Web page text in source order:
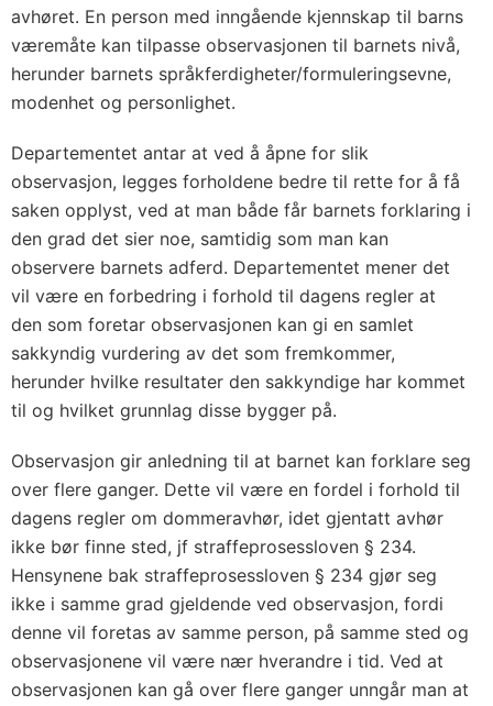
avhøret. En person med inngående kjennskap til barns
væremåte kan tilpasse observasjonen til barnets nivå,
herunder barnets språkferdigheter/formuleringsevne,
modenhet og personlighet.
Departementet antar at ved å åpne for slik
observasjon, legges forholdene bedre til rette for å få
saken opplyst, ved at man både får barnets forklaring i
den grad det sier noe, samtidig som man kan
observere barnets adferd. Departementet mener det
vil være en forbedring i forhold til dagens regler at
den som foretar observasjonen kan gi en samlet
sakkyndig vurdering av det som fremkommer,
herunder hvilke resultater den sakkyndige har kommet
til og hvilket grunnlag disse bygger på.
Observasjon gir anledning til at barnet kan forklare seg
over flere ganger. Dette vil være en fordel i forhold til
dagens regler om dommeravhør, idet gjentatt avhør
ikke bør finne sted, jf straffeprosessloven § 234.
Hensynene bak straffeprosessloven § 234 gjør seg
ikke i samme grad gjeldende ved observasjon, fordi
denne vil foretas av samme person, på samme sted og
observasjonene vil være nær hverandre i tid. Ved at
observasjonen kan gå over flere ganger unngår man at